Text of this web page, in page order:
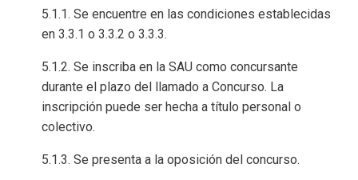
5.1.1. Se encuentre en las condiciones establecidas
en 3.3.1 o 3.3.2 o 3.3.3.
5.1.2. Se inscriba en la SAU como concursante
durante el plazo del llamado a Concurso. La
inscripción puede ser hecha a título personal o
colectivo.
5.1.3. Se presenta a la oposición del concurso.